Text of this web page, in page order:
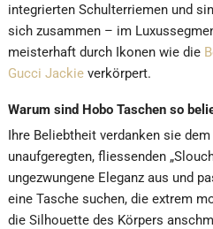
integrierten Schulterriemen und
sich zusammen – im
meisterhaft durch Ikonen wie die
Gucci Jackie verkörpert.
Warum sind Hobo Taschen so
Ihre Beliebtheit verdanken sie
unaufgeregten, fliessenden
ungezwungene Eleganz aus und
eine Tasche suchen, die extrem
die Silhouette des Körpers